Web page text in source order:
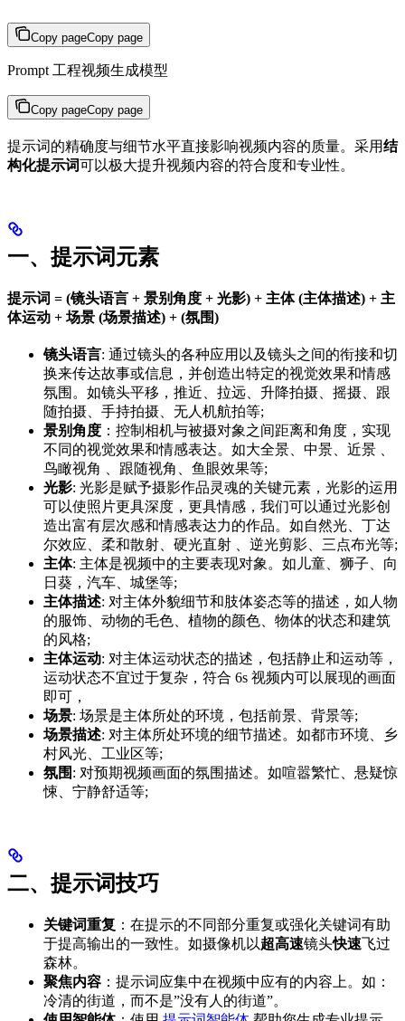
Copy pageCopy page
Prompt 工程视频生成模型
Copy pageCopy page
提示词的精确度与细节水平直接影响视频内容的质量。采用结
构化提示词可以极大提升视频内容的符合度和专业性。
一、提示词元素
提示词 = (镜头语言 + 景别角度 + 光影) + 主体 (主体描述) + 主
体运动 + 场景 (场景描述) + (氛围)
镜头语言: 通过镜头的各种应用以及镜头之间的衔接和切
换来传达故事或信息，并创造出特定的视觉效果和情感
氛围。如镜头平移，推近、拉远、升降拍摄、摇摄、跟
随拍摄、手持拍摄、无人机航拍等;
景别角度 ：控制相机与被摄对象之间距离和角度，实现
不同的视觉效果和情感表达。如大全景、中景、近景 、
鸟瞰视角 、跟随视角、鱼眼效果等;
光影: 光影是赋予摄影作品灵魂的关键元素，光影的运用
可以使照片更具深度，更具情感，我们可以通过光影创
造出富有层次感和情感表达力的作品。如自然光、丁达
尔效应、柔和散射、硬光直射 、逆光剪影、三点布光等;
主体: 主体是视频中的主要表现对象。如儿童、狮子、向
日葵，汽车、城堡等;
主体描述: 对主体外貌细节和肢体姿态等的描述，如人物
的服饰、动物的毛色、植物的颜色、物体的状态和建筑
的风格;
主体运动: 对主体运动状态的描述，包括静止和运动等，
运动状态不宜过于复杂，符合 6s 视频内可以展现的画面
即可，
场景: 场景是主体所处的环境，包括前景、背景等;
场景描述: 对主体所处环境的细节描述。如都市环境、乡
村风光、工业区等;
氛围 : 对预期视频画面的氛围描述。如喧嚣繁忙、悬疑惊
悚、宁静舒适等;
二、提示词技巧
关键词重复 ：在提示的不同部分重复或强化关键词有助
于提高输出的一致性。如摄像机以超高速镜头快速飞过
森林。
聚焦内容 ：提示词应集中在视频中应有的内容上。如：
冷清的街道，而不是”没有人的街道”。